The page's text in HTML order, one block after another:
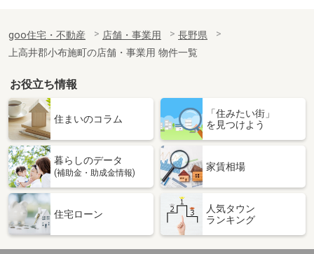
goo住宅・不動産 店舗・事業用
長野県
上高井郡小布施町の店舗・事業用 物件一覧
お役立ち情報
住まいのコラム
「住みたい街」
を見つけよう
暮らしのデータ
(補助金・助成金情報)
家賃相場
住宅ローン
人気タウン
ランキング